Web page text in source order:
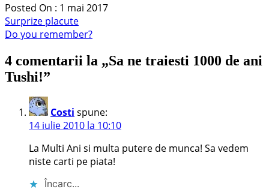
Posted On : 1 mai 2017
Navigare
în
articole
Articolul
anterior:
Surprize placute
Articolul
Do you remember?
4 comentarii la „Sa ne traiesti 1000 de ani
Tushi!”
Costi spune:
14 iulie 2010 la 10:10
La Multi Ani si multa putere de munca! Sa vedem
niste carti pe piata!
Încarc...